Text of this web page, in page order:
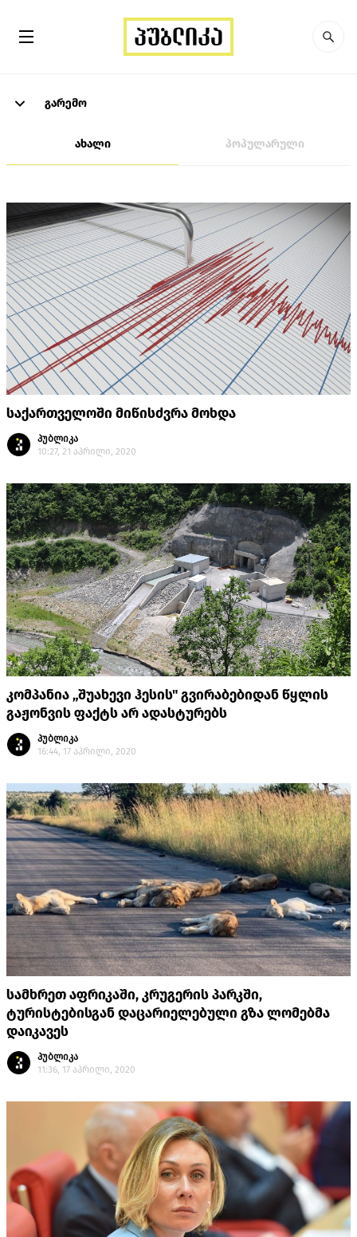
გარემო
ახალი პოპულარული
საქართველოში მიწისძვრა მოხდა
პუბლიკა
10:27, 21 აპრილი, 2020
კომპანია „შუახევი ჰესის" გვირაბებიდან წყლის
გაჟონვის ფაქტს არ ადასტურებს
პუბლიკა
16:44, 17 აპრილი, 2020
სამხრეთ აფრიკაში, კრუგერის პარკში,
ტურისტებისგან დაცარიელებული გზა ლომებმა
დაიკავეს
პუბლიკა
11:36, 17 აპრილი, 2020